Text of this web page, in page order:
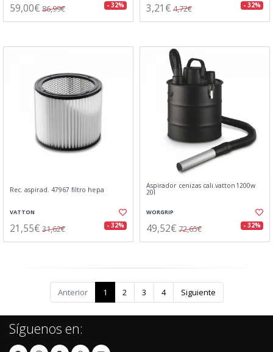
59,00€ 86,99€ - 32% 3,21€ 4,72€ - 32%
Rec. aspirad. 47967 filtro hepa
VATTON
21,55€ 31,62€ - 32%
Aspirador cenizas cali.vatton1200w
20l
WORGRIP
49,52€ 72,65€ - 32%
Anterior 1 2 3 4 Siguiente
Síguenos en: